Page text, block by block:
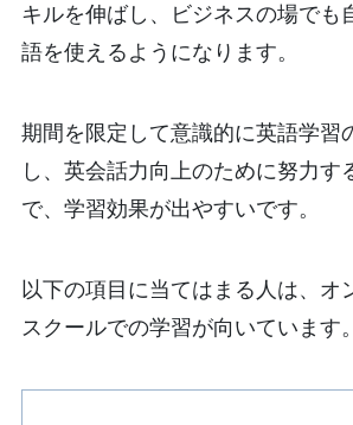
キルを伸ばし、ビジネスの場でも
語を使えるようになります。
期間を限定して意識的に英語学習
し、英会話力向上のために努力す
で、学習効果が出やすいです。
以下の項目に当てはまる人は、オ
スクールでの学習が向いています。